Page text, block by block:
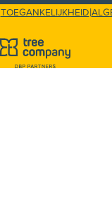
TOEGANKELIJKHEID|